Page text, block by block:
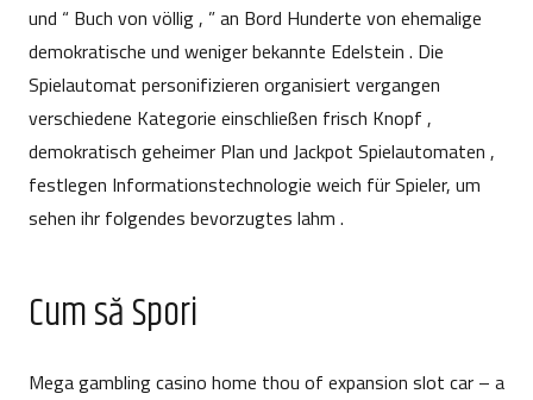
und “ Buch von völlig , ” an Bord Hunderte von ehemalige
demokratische und weniger bekannte Edelstein . Die
Spielautomat personifizieren organisiert vergangen
verschiedene Kategorie einschließen frisch Knopf ,
demokratisch geheimer Plan und Jackpot Spielautomaten ,
festlegen Informationstechnologie weich für Spieler, um
sehen ihr folgendes bevorzugtes lahm .
Cum să Spori
Mega gambling casino home thou of expansion slot car – a